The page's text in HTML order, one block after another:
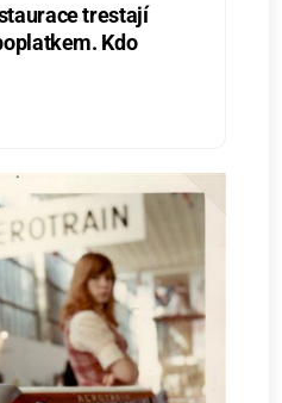
trestají
Kdo